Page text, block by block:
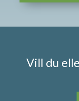
Vill du